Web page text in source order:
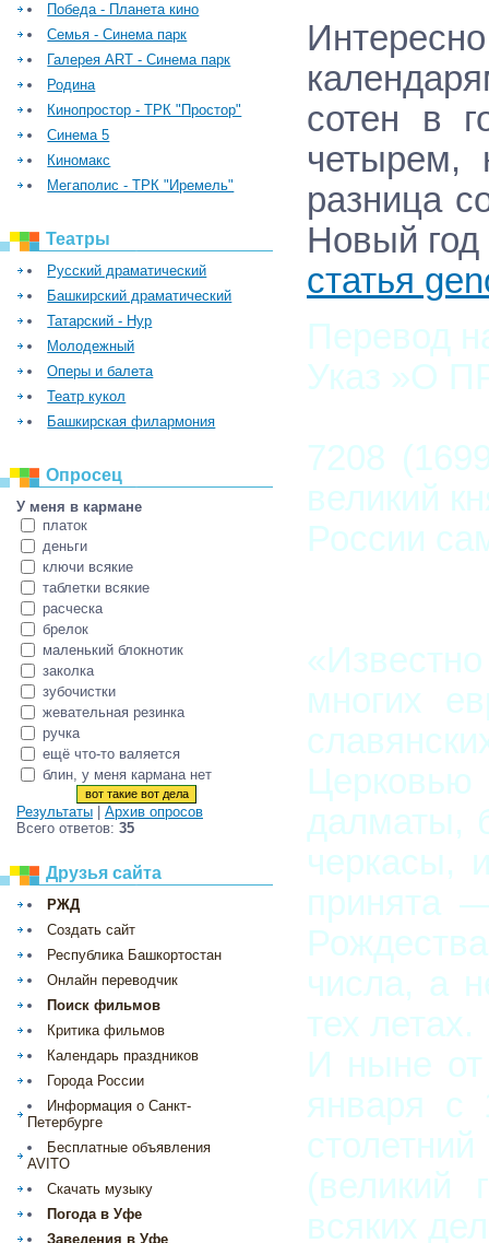
Победа - Планета кино
Семья - Синема парк
Галерея ART - Синема парк
Родина
Кинопростор - ТРК "Простор"
Синема 5
Киномакс
Мегаполис - ТРК "Иремель"
Театры
Русский драматический
Башкирский драматический
Татарский - Нур
Молодежный
Оперы и балета
Театр кукол
Башкирская филармония
Опросец
У меня в кармане
платок
деньги
ключи всякие
таблетки всякие
расческа
брелок
маленький блокнотик
заколка
зубочистки
жевательная резинка
ручка
ещё что-то валяется
блин, у меня кармана нет
Результаты
Архив опросов
Всего ответов: 35
Друзья сайта
РЖД
Создать сайт
Республика Башкортостан
Онлайн переводчик
Поиск фильмов
Критика фильмов
Календарь праздников
Города России
Информация о Санкт-
Петербурге
Бесплатные объявления
AVITO
Скачать музыку
Погода в Уфе
Заведения в Уфе
сотен в
четырем,
разница
Новый год
статья
Перевод
Указ »О
7208
великий
России
многих
далматы,
черкасы,
принята
числа, а
тех летах.
И ныне от
января с
(великий
всяких